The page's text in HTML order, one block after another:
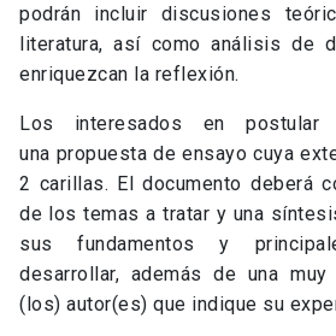
podrán incluir discusiones
literatura, así como análisis de
enriquezcan la reflexión.
Los interesados en postular
una propuesta de ensayo cuya
2 carillas. El documento deberá
de los temas a tratar y una
sus fundamentos y
desarrollar, además de una
(los) autor(es) que indique su